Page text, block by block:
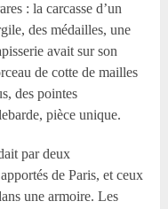
: la carcasse d’un
des médailles, une
avait sur son
de cotte de mailles
des pointes
pièce unique.
par deux
de Paris, et ceux
une armoire. Les